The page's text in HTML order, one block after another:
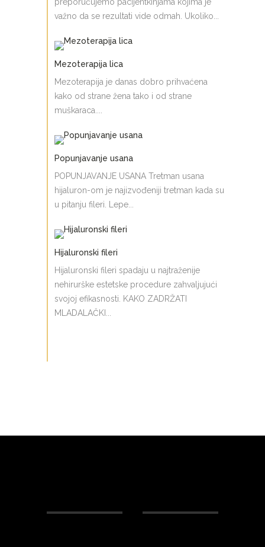
važno da se rezultati vide odmah. Ukoliko...
Mezoterapija lica
Mezoterapija je danas dobro prihvaćena
kako od strane žena tako i od strane
muškaraca....
Popunjavanje usana
POPUNJAVANJE USANA Tretman usana
hijaluron-om je najizvođeniji tretman kada su
u pitanju fileri. Lepe...
Hijaluronski fileri
Hijaluronski fileri spadaju u najtraženije
nehirurške estetske procedure zahvaljujući
svojoj efikasnosti. KAKO ZADRŽATI
MLADALAČKI...